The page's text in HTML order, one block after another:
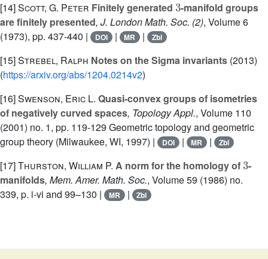
[14]Scott, G. Peter Finitely generated
-manifold groups
are finitely presented, J. London Math. Soc. (2), Volume 6
(1973), pp. 437-440 |
DOI | MR | Zbl
[15]Strebel, Ralph Notes on the Sigma invariants (2013)
(https://arxiv.org/abs/1204.0214v2)
[16]Swenson, Eric L. Quasi-convex groups of isometries
of negatively curved spaces, Topology Appl., Volume 110
(2001) no. 1, pp. 119-129 Geometric topology and geometric
group theory (Milwaukee, WI, 1997) |
DOI | MR | Zbl
[17]Thurston, William P. A norm for the homology of -
manifolds, Mem. Amer. Math. Soc., Volume 59 (1986) no.
339, p. i-vi and 99–130 |
MR | Zbl